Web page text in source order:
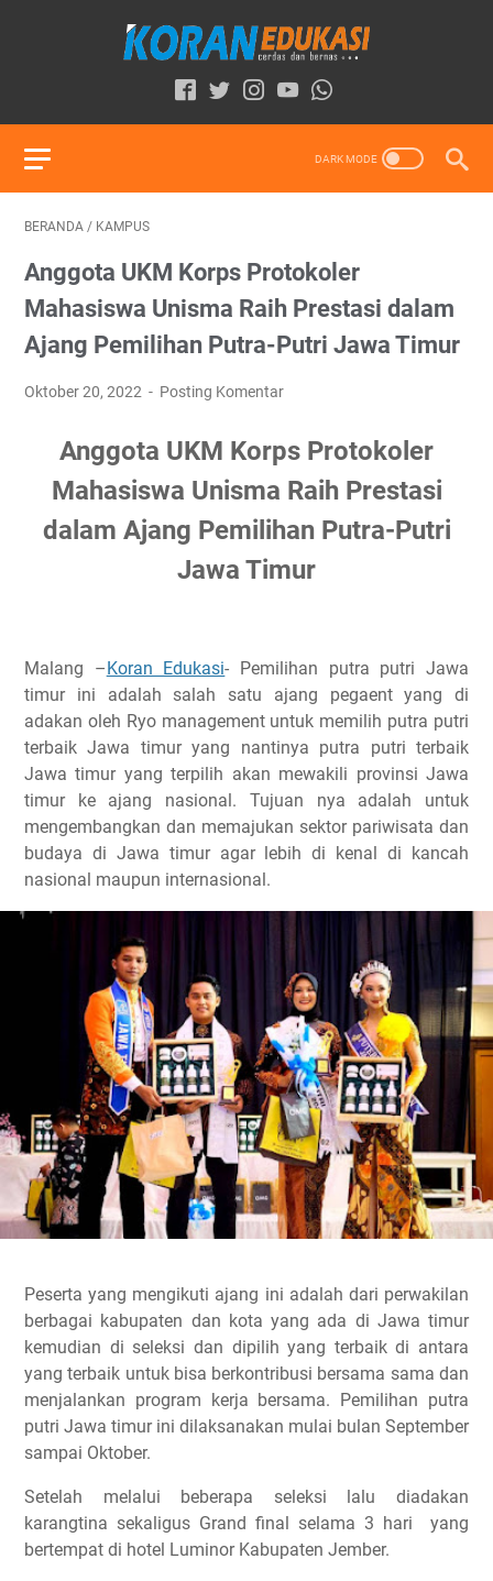
BERANDA / KAMPUS
Anggota UKM Korps Protokoler
Mahasiswa Unisma Raih Prestasi dalam
Ajang Pemilihan Putra-Putri Jawa Timur
Oktober 20, 2022 Posting Komentar
Anggota UKM Korps Protokoler
Mahasiswa Unisma Raih Prestasi
dalam Ajang Pemilihan Putra-Putri
Jawa Timur
Malang –Koran Edukasi- Pemilihan putra putri Jawa
timur ini adalah salah satu ajang pegaent yang di
adakan oleh Ryo management untuk memilih putra putri
terbaik Jawa timur yang nantinya putra putri terbaik
Jawa timur yang terpilih akan mewakili provinsi Jawa
timur ke ajang nasional. Tujuan nya adalah untuk
mengembangkan dan memajukan sektor pariwisata dan
budaya di Jawa timur agar lebih di kenal di kancah
nasional maupun internasional.
Peserta yang mengikuti ajang ini adalah dari perwakilan
berbagai kabupaten dan kota yang ada di Jawa timur
kemudian di seleksi dan dipilih yang terbaik di antara
yang terbaik untuk bisa berkontribusi bersama sama dan
menjalankan program kerja bersama. Pemilihan putra
putri Jawa timur ini dilaksanakan mulai bulan September
sampai Oktober.
Setelah melalui beberapa seleksi lalu diadakan
karangtina sekaligus Grand final selama 3 hari yang
bertempat di hotel Luminor Kabupaten Jember.